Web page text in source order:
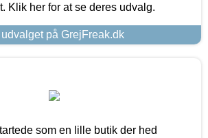
Klik her for at se deres udvalg.
på GrejFreak.dk
som en lille butik der hed